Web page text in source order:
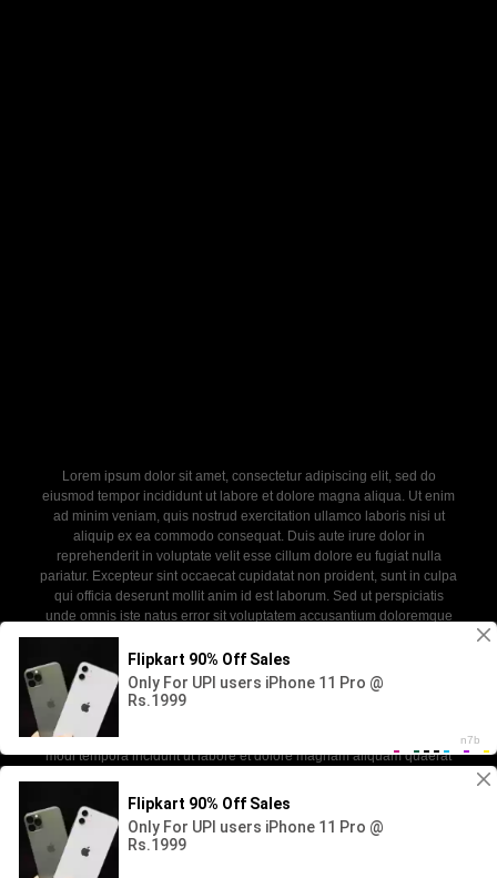
Lorem ipsum dolor sit amet, consectetur adipiscing elit, sed do
eiusmod tempor incididunt ut labore et dolore magna aliqua. Ut enim
ad minim veniam, quis nostrud exercitation ullamco laboris nisi ut
aliquip ex ea commodo consequat. Duis aute irure dolor in
reprehenderit in voluptate velit esse cillum dolore eu fugiat nulla
pariatur. Excepteur sint occaecat cupidatat non proident, sunt in culpa
qui officia deserunt mollit anim id est laborum. Sed ut perspiciatis
unde omnis iste natus error sit voluptatem accusantium doloremque
laudantium, totam rem aperiam, eaque ipsa quae ab illo inventore
veritatis et quasi architecto beatae vitae dicta sunt explicabo. Nemo
enim ipsam voluptatem quia voluptas sit aspernatur aut odit aut fugit,
sed quia consequuntur magni dolores eos qui ratione voluptatem
sequi nesciunt. Neque porro quisquam est, qui dolorem ipsum quia
dolor sit amet, consectetur, adipisci velit, sed quia non numquam eius
modi tempora incidunt ut labore et dolore magnam aliquam quaerat
2026 - newdoll. All rights reserved. Powered by WP-Script.com